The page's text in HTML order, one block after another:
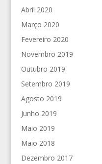
Abril 2020
Março 2020
Fevereiro 2020
Novembro 2019
Outubro 2019
Setembro 2019
Agosto 2019
Junho 2019
Maio 2019
Maio 2018
Dezembro 2017